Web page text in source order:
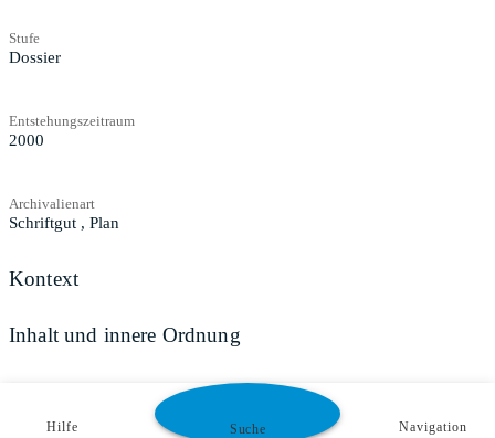
Stufe
Dossier
Entstehungszeitraum
2000
Archivalienart
Schriftgut , Plan
Kontext
Inhalt und innere Ordnung
Zugangs- und Benutzungsbestimmungen
Hilfe Suche Navigation